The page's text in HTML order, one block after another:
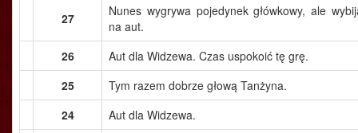
27
Nunes wygrywa pojedynek główkowy, ale
na aut.
26
Aut dla Widzewa. Czas uspokoić tę grę.
25
Tym razem dobrze głową Tanżyna.
24
Aut dla Widzewa.